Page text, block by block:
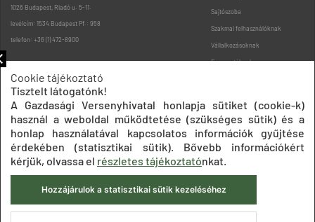
1026 Budapest, Riadó u. 5-11.
levélcím: 1534 Budapest Pf.: 958
telefon: +36 (1) 472-8900
Sajtószoba
Szakmai felhasználóknak
Vállalkozásoknak
Fogyasztóknak
Impresszum Adatkezelési tájékoztatók
Akadálymentesítési nyilatkozat
Cookie tájékoztató
Tisztelt látogatónk!
A Gazdasági Versenyhivatal honlapja sütiket (cookie-k)
használ a weboldal működtetése (szükséges sütik) és a
honlap használatával kapcsolatos információk gyűjtése
érdekében (statisztikai sütik). Bővebb információkért
kérjük, olvassa el részletes tájékoztatónkat.
Hozzájárulok a statisztikai sütik kezeléséhez